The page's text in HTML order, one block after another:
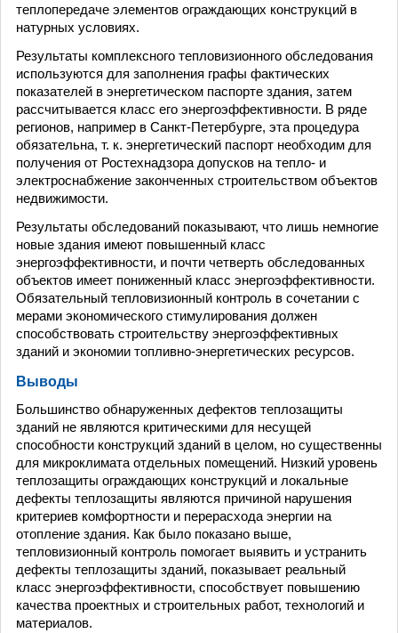
теплопередаче элементов ограждающих конструкций в
натурных условиях.
Результаты комплексного тепловизионного обследования
используются для заполнения графы фактических
показателей в энергетическом паспорте здания, затем
рассчитывается класс его энергоэффективности. В ряде
регионов, например в Санкт-Петербурге, эта процедура
обязательна, т. к. энергетический паспорт необходим для
получения от Ростехнадзора допусков на тепло- и
электроснабжение законченных строительством объектов
недвижимости.
Результаты обследований показывают, что лишь немногие
новые здания имеют повышенный класс
энергоэффективности, и почти четверть обследованных
объектов имеет пониженный класс энергоэффективности.
Обязательный тепловизионный контроль в сочетании с
мерами экономического стимулирования должен
способствовать строительству энергоэффективных
зданий и экономии топливно-энергетических ресурсов.
Выводы
Большинство обнаруженных дефектов теплозащиты
зданий не являются критическими для несущей
способности конструкций зданий в целом, но существенны
для микроклимата отдельных помещений. Низкий уровень
теплозащиты ограждающих конструкций и локальные
дефекты теплозащиты являются причиной нарушения
критериев комфортности и перерасхода энергии на
отопление здания. Как было показано выше,
тепловизионный контроль помогает выявить и устранить
дефекты теплозащиты зданий, показывает реальный
класс энергоэффективности, способствует повышению
качества проектных и строительных работ, технологий и
материалов.